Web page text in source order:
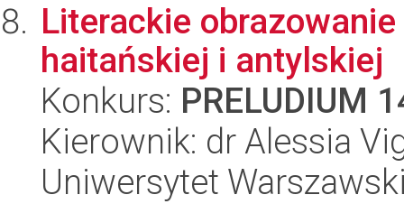
Literackie
haitańskiej i antylskiej
Konkurs: PRELUDIUM
Kierownik: dr Alessia
Uniwersytet